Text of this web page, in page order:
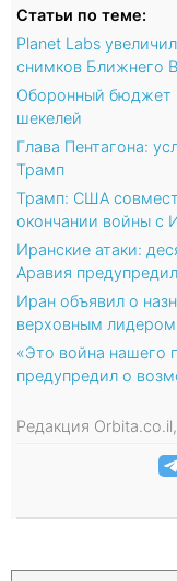
Статьи по теме:
Planet Labs
снимков Ближнего
Оборонный бюджет
шекелей
Глава Пентагона:
Трамп
Трамп: США
окончании войны с
Иранские атаки:
Аравия
Иран объявил о
верховным лидером
«Это война нашего
предупредил о
Редакция